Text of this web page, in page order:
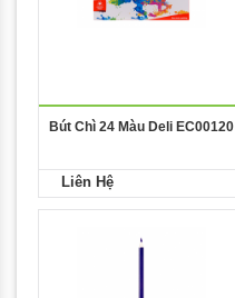
Bút Chì 24 Màu Deli EC00120
Liên Hệ